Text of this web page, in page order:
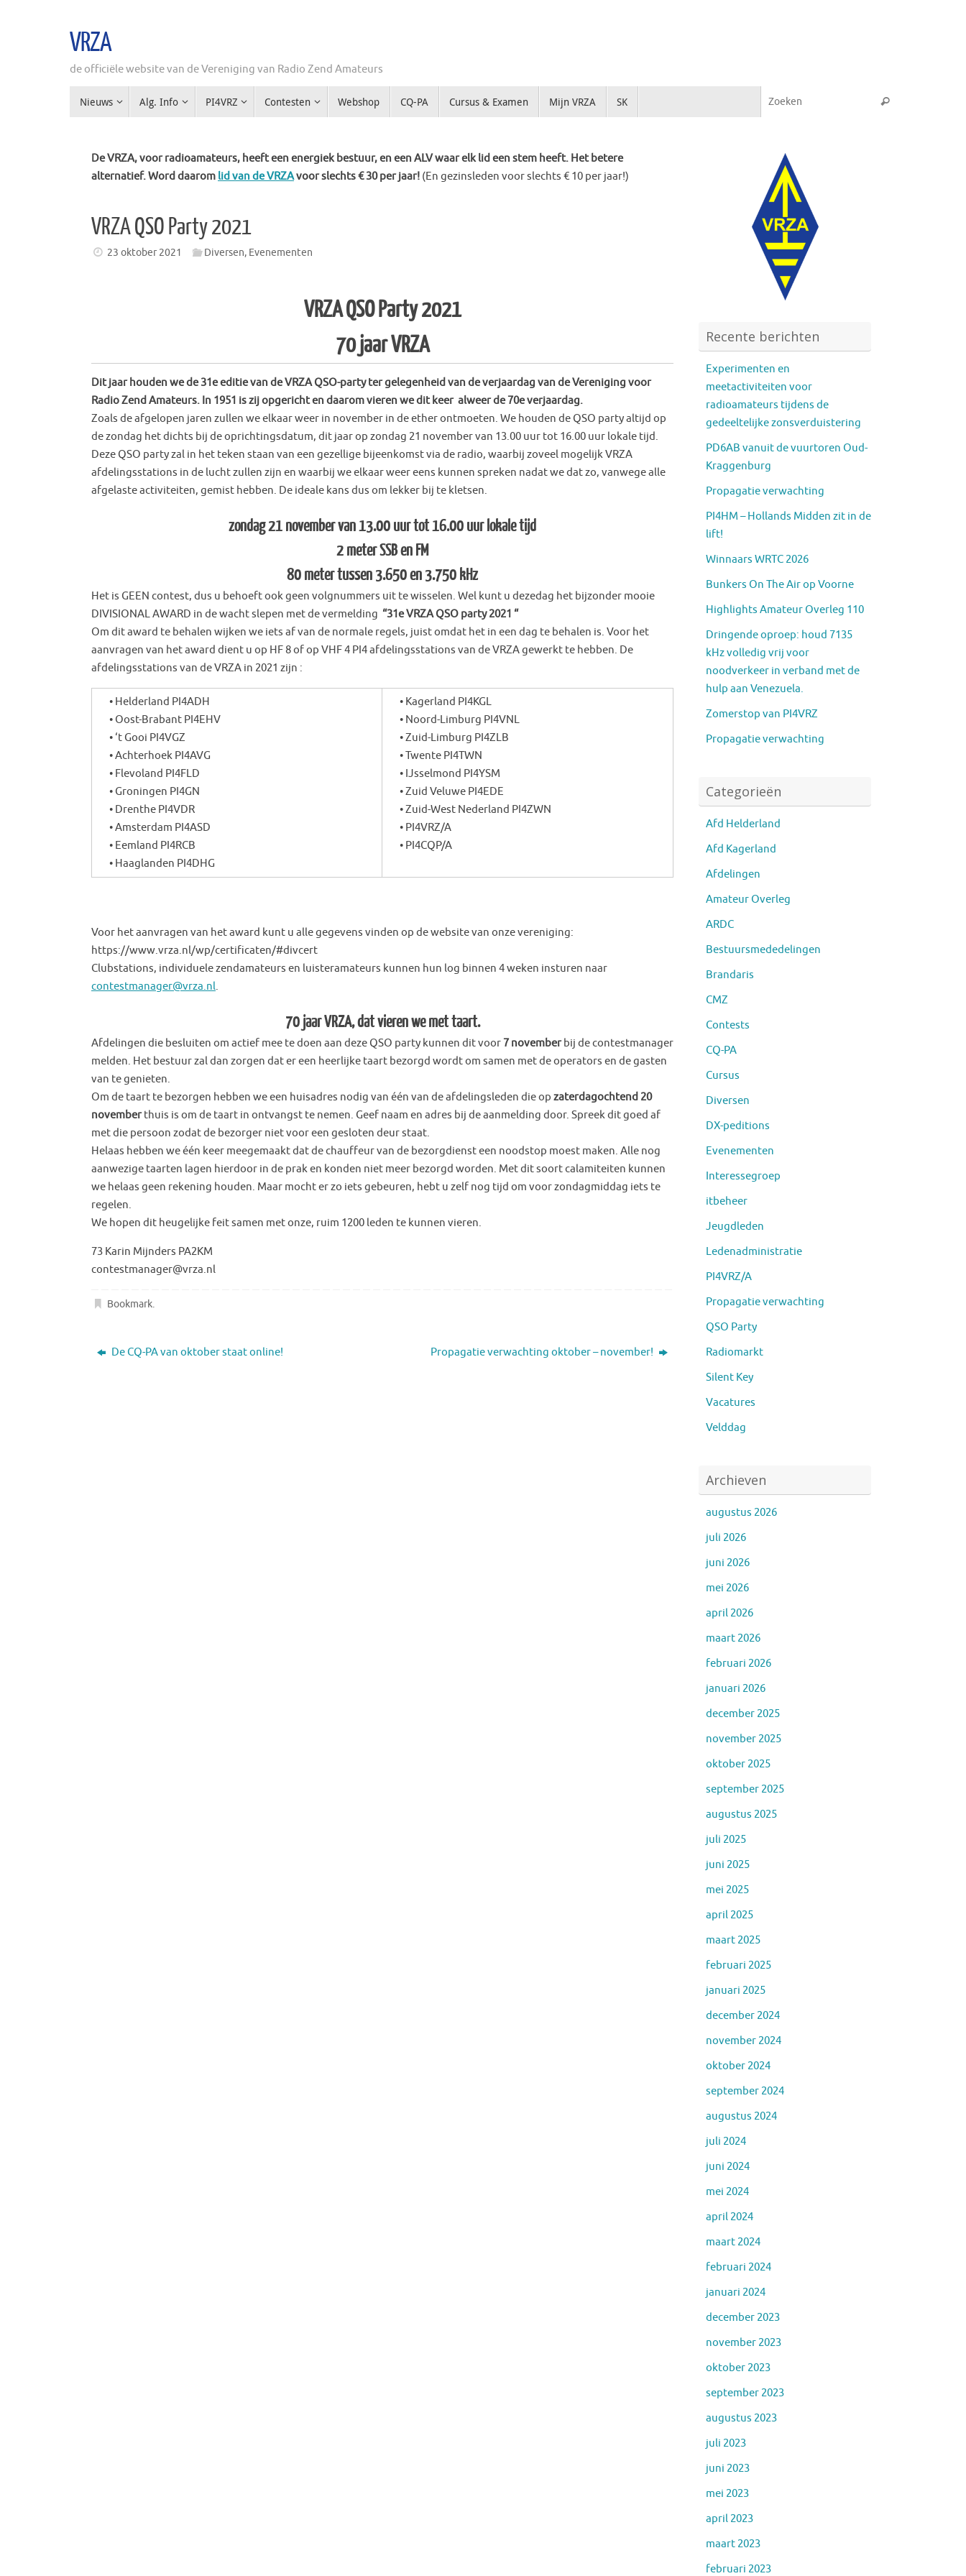
VRZA
de officiële website van de Vereniging van Radio Zend Amateurs
naarNieuws Alg. Info PI4VRZ Contesten Webshop CQ-PA Cursus & Examen Mijn VRZA SK Zoeken
De VRZA, voor radioamateurs, heeft een energiek bestuur, en een ALV waar elk lid een stem heeft. Het betere
alternatief. Word daarom lid van de VRZAvoor slechts € 30 per jaar! (En gezinsleden voor slechts € 10 per jaar!)
VRZA QSO Party 2021
23 oktober 2021 Diversen, Evenementen
VRZA QSO Party 2021
70 jaar VRZA
Dit jaar houden we de 31eeditie van de VRZA QSO-party ter gelegenheid van de verjaardag van de Vereniging voor
Radio Zend Amateurs. In 1951 is zij opgericht en daarom vieren we dit keer alweer de 70everjaardag.
Zoals de afgelopen jaren zullen we elkaar weer in november in de ether ontmoeten. We houden de QSO party altijd op
de zondag het dichts bij de oprichtingsdatum, dit jaar op zondag 21 november van 13.00 uur tot 16.00 uur lokale tijd.
Deze QSO party zal in het teken staan van een gezellige bijeenkomst via de radio, waarbij zoveel mogelijk VRZA
afdelingsstations in de lucht zullen zijn en waarbij we elkaar weer eens kunnen spreken nadat we dat zo, vanwege alle
afgelaste activiteiten, gemist hebben. De ideale kans dus om lekker bij te kletsen.
zondag 21 november van 13.00 uur tot 16.00 uur lokale tijd
2 meter SSB en FM
80 meter tussen 3.650 en 3.750 kHz
Het is GEEN contest, dus u behoeft ook geen volgnummers uit te wisselen. Wel kunt u dezedag het bijzonder mooie
DIVISIONAL AWARD in de wacht slepen met de vermelding “31eVRZA QSO party 2021 “
Om dit award te behalen wijken we iets af van de normale regels, juist omdat het in een dag te behalen is. Voor het
aanvragen van het award dient u op HF 8 of op VHF 4 PI4 afdelingsstations van de VRZA gewerkt te hebben. De
afdelingsstations van de VRZA in 2021 zijn :
• Helderland PI4ADH
• Oost-Brabant PI4EHV
• ‘t Gooi PI4VGZ
• Achterhoek PI4AVG
• Flevoland PI4FLD
• Groningen PI4GN
• Drenthe PI4VDR
• Amsterdam PI4ASD
• Eemland PI4RCB
• Haaglanden PI4DHG
• Kagerland PI4KGL
• Noord-Limburg PI4VNL
• Zuid-Limburg PI4ZLB
• Twente PI4TWN
• IJsselmond PI4YSM
• Zuid Veluwe PI4EDE
• Zuid-West Nederland PI4ZWN
• PI4VRZ/A
• PI4CQP/A
Voor het aanvragen van het award kunt u alle gegevens vinden op de website van onze vereniging:
https://www.vrza.nl/wp/certificaten/#divcert
Clubstations, individuele zendamateurs en luisteramateurs kunnen hun log binnen 4 weken insturen naar
contestmanager@vrza.nl.
70 jaar VRZA, dat vieren we met taart.
Afdelingen die besluiten om actief mee te doen aan deze QSO party kunnen dit voor 7 novemberbij de contestmanager
melden. Het bestuur zal dan zorgen dat er een heerlijke taart bezorgd wordt om samen met de operators en de gasten
van te genieten.
Om de taart te bezorgen hebben we een huisadres nodig van één van de afdelingsleden die op zaterdagochtend 20
novemberthuis is om de taart in ontvangst te nemen. Geef naam en adres bij de aanmelding door. Spreek dit goed af
met die persoon zodat de bezorger niet voor een gesloten deur staat.
Helaas hebben we één keer meegemaakt dat de chauffeur van de bezorgdienst een noodstop moest maken. Alle nog
aanwezige taarten lagen hierdoor in de prak en konden niet meer bezorgd worden. Met dit soort calamiteiten kunnen
we helaas geen rekening houden. Maar mocht er zo iets gebeuren, hebt u zelf nog tijd om voor zondagmiddag iets te
regelen.
We hopen dit heugelijke feit samen met onze, ruim 1200 leden te kunnen vieren.
73 Karin Mijnders PA2KM
contestmanager@vrza.nl
Bookmark.
De CQ-PA van oktober staat online! Propagatie verwachting oktober – november!
Recente berichten
Experimenten en
meetactiviteiten voor
radioamateurs tijdens de
gedeeltelijke zonsverduistering
PD6AB vanuit de vuurtoren Oud-
Kraggenburg
Propagatie verwachting
PI4HM – Hollands Midden zit in de
lift!
Winnaars WRTC 2026
Bunkers On The Air op Voorne
Highlights Amateur Overleg 110
Dringende oproep: houd 7135
kHz volledig vrij voor
noodverkeer in verband met de
hulp aan Venezuela.
Zomerstop van PI4VRZ
Propagatie verwachting
Categorieën
Afd Helderland
Afd Kagerland
Afdelingen
Amateur Overleg
ARDC
Bestuursmededelingen
Brandaris
CMZ
Contests
CQ-PA
Cursus
Diversen
DX-peditions
Evenementen
Interessegroep
itbeheer
Jeugdleden
Ledenadministratie
PI4VRZ/A
Propagatie verwachting
QSO Party
Radiomarkt
Silent Key
Vacatures
Velddag
Archieven
augustus 2026
juli 2026
juni 2026
mei 2026
april 2026
maart 2026
februari 2026
januari 2026
december 2025
november 2025
oktober 2025
september 2025
augustus 2025
juli 2025
juni 2025
mei 2025
april 2025
maart 2025
februari 2025
januari 2025
december 2024
november 2024
oktober 2024
september 2024
augustus 2024
juli 2024
juni 2024
mei 2024
april 2024
maart 2024
februari 2024
januari 2024
december 2023
november 2023
oktober 2023
september 2023
augustus 2023
juli 2023
juni 2023
mei 2023
april 2023
maart 2023
februari 2023